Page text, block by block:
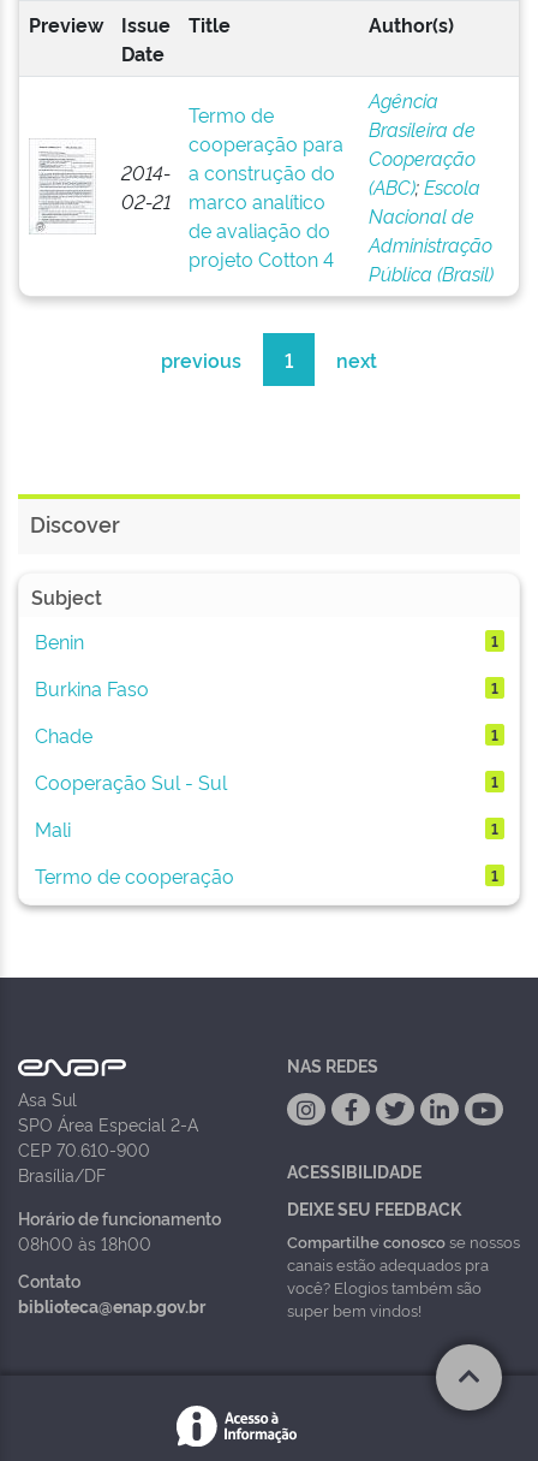
Preview
Issue
Date
Title Author(s)
2014-
02-21
Termo de
cooperação para
a construção do
marco analítico
de avaliação do
projeto Cotton 4
Agência
Brasileira de
Cooperação
(ABC);Escola
Nacional de
Administração
Pública (Brasil)
previous 1 next
Discover
Subject
Benin
1
Burkina Faso 1
Chade 1
Cooperação Sul - Sul 1
Mali 1
Termo de cooperação 1
Asa Sul
SPO Área Especial 2-A
CEP 70.610-900
Brasília/DF
Horário de funcionamento
08h00 às 18h00
Contato
biblioteca@enap.gov.br
NAS REDES
ACESSIBILIDADE
DEIXE SEU FEEDBACK
Compartilhe conoscose nossos
canais estão adequados pra
você? Elogios também são
super bem vindos!